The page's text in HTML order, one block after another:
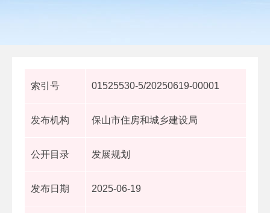
索引号 01525530-5/20250619-00001
发布机构 保山市住房和城乡建设局
公开目录 发展规划
发布日期 2025-06-19